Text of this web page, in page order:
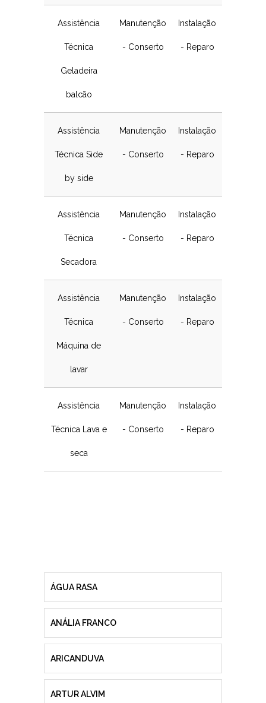
Assistência
Técnica
Geladeira
balcão
Manutenção
- Conserto
Instalação
- Reparo
Assistência
Técnica Side
by side
Manutenção
- Conserto
Instalação
- Reparo
Assistência
Técnica
Secadora
Manutenção
- Conserto
Instalação
- Reparo
Assistência
Técnica
Máquina de
lavar
Manutenção
- Conserto
Instalação
- Reparo
Assistência
Técnica Lava e
seca
Manutenção
- Conserto
Instalação
- Reparo
ÁGUA RASA
ANÁLIA FRANCO
ARICANDUVA
ARTUR ALVIM